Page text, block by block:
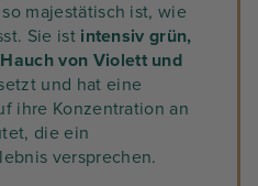
majestätisch ist, wie
Sie ist intensiv grün,
von Violett und
und hat eine
ihre Konzentration an
die ein
versprechen.